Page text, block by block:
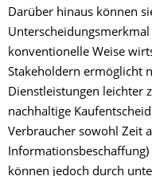
Darüber hinaus können
konventionelle Weise
Stakeholdern ermöglicht
Dienstleistungen leichter
nachhaltige
Verbraucher sowohl Zeit
können jedoch durch